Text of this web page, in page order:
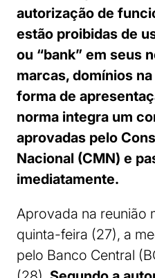
autorização de
estão proibidas de
ou “bank” em seus
marcas, domínios
forma de
norma integra um
aprovadas pelo
Nacional (CMN) e
imediatamente.
Aprovada na reunião
quinta-feira (27), a
pelo Banco Central